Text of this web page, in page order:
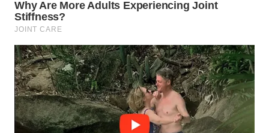
WN
TENGAH
WN DELI
SERDANG
WN